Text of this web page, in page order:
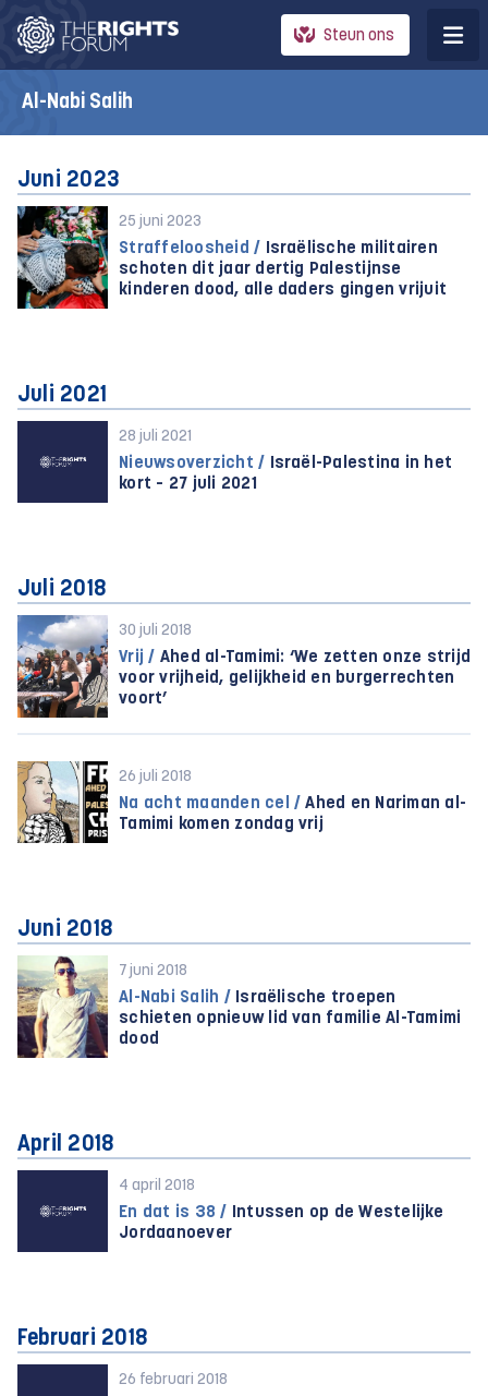
Steun ons
Al-Nabi Salih
Juni 2023
25 juni 2023
Straffeloosheid / Israëlische militairen
schoten dit jaar dertig Palestijnse
kinderen dood, alle daders gingen vrijuit
Juli 2021
28 juli 2021
Nieuwsoverzicht / Israël-Palestina in het
kort – 27 juli 2021
Juli 2018
30 juli 2018
Vrij / Ahed al-Tamimi: ‘We zetten onze strijd
voor vrijheid, gelijkheid en burgerrechten
voort’
26 juli 2018
Na acht maanden cel / Ahed en Nariman al-
Tamimi komen zondag vrij
Juni 2018
7 juni 2018
Al-Nabi Salih / Israëlische troepen
schieten opnieuw lid van familie Al-Tamimi
dood
April 2018
4 april 2018
En dat is 38 / Intussen op de Westelijke
Jordaanoever
Februari 2018
26 februari 2018